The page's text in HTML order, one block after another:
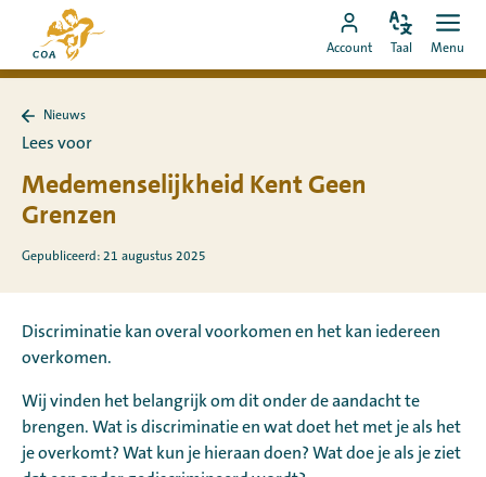
naar
content
Naar
de
startpagina
MyCOA
Ga
naar
Account
Pas
taal
Taal Menu
naar
Nieuws
Lees voor
Medemenselijkheid Kent Geen
Grenzen
Gepubliceerd: 21 augustus 2025
Discriminatie kan overal voorkomen en het kan iedereen
overkomen.
Wij vinden het belangrijk om dit onder de aandacht te
brengen. Wat is discriminatie en wat doet het met je als het
je overkomt? Wat kun je hieraan doen? Wat doe je als je ziet